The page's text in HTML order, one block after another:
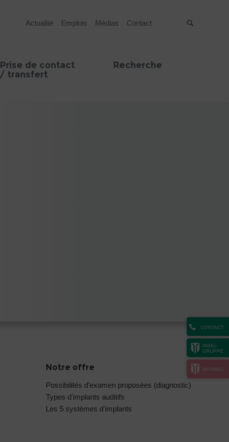
Actualité Emplois Médias Contact
Prise de contact
/ transfert
Recherche
CONTACT
INSEL
GRUPPE
MYINSEL
Notre offre
Possibilités d'examen proposées (diagnostic)
Types d'implants auditifs
Les 5 systèmes d'implants